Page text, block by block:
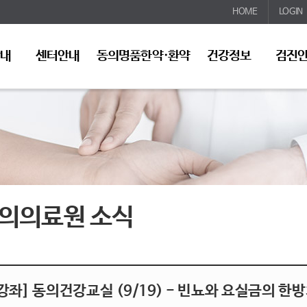
HOME LOGIN
센터안내 동의명품한약·환약 건강정보 검진
의료원 소식
좌] 동의건강교실 (9/19) - 빈뇨와 요실금의 한